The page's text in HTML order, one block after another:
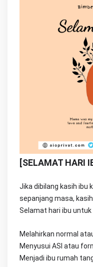
[SELAMAT HARI
Jika dibilang kasih ibu
sepanjang masa,
Selamat hari ibu untuk
Melahirkan normal
Menyusui ASI atau
Menjadi ibu rumah